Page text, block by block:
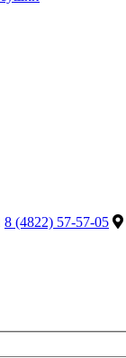
8 (4822) 57-57-05